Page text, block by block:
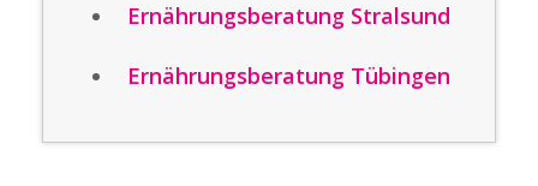
Ernährungsberatung Stralsund
Ernährungsberatung Tübingen